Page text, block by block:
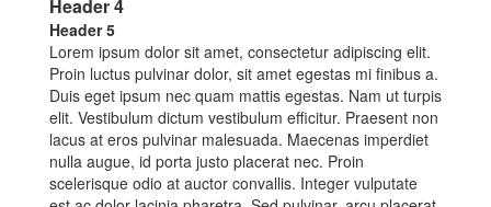
Header 4
Header 5
Lorem ipsum dolor sit amet, consectetur adipiscing elit.
Proin luctus pulvinar dolor, sit amet egestas mi finibus a.
Duis eget ipsum nec quam mattis egestas. Nam ut turpis
elit. Vestibulum dictum vestibulum efficitur. Praesent non
lacus at eros pulvinar malesuada. Maecenas imperdiet
nulla augue, id porta justo placerat nec. Proin
scelerisque odio at auctor convallis. Integer vulputate